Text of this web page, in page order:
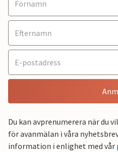
Du kan avprenumerera när du
för avanmälan i våra
information i enlighet med vår